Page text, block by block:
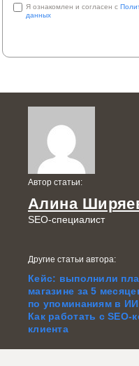
Я ознакомлен и согласен с
данных
Автор статьи:
Алина
SEO-специалист
Другие статьи автора:
Кейс: выполнили
магазине за 5
по упоминаниям в
Как работать с
клиента